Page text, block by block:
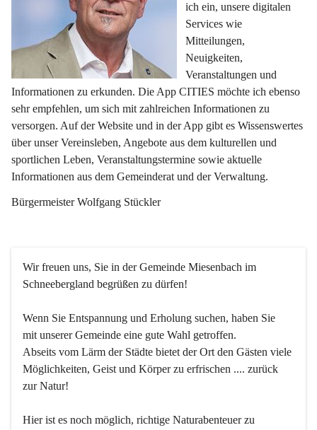
ich ein, unsere digitalen
Services wie
Mitteilungen,
Neuigkeiten,
Veranstaltungen und
Informationen zu erkunden. Die App CITIES möchte ich ebenso
sehr empfehlen, um sich mit zahlreichen Informationen zu
versorgen. Auf der Website und in der App gibt es Wissenswertes
über unser Vereinsleben, Angebote aus dem kulturellen und
sportlichen Leben, Veranstaltungstermine sowie aktuelle
Informationen aus dem Gemeinderat und der Verwaltung.
Bürgermeister Wolfgang Stückler
Wir freuen uns, Sie in der Gemeinde Miesenbach im
Schneebergland begrüßen zu dürfen!
Wenn Sie Entspannung und Erholung suchen, haben Sie
mit unserer Gemeinde eine gute Wahl getroffen.
Abseits vom Lärm der Städte bietet der Ort den Gästen viele
Möglichkeiten, Geist und Körper zu erfrischen .... zurück
zur Natur!
Hier ist es noch möglich, richtige Naturabenteuer zu